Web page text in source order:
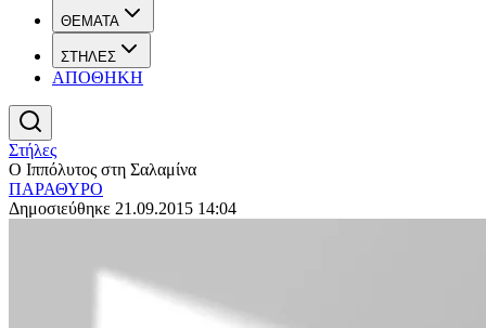
ΘΕΜΑΤΑ
ΣΤΗΛΕΣ
ΑΠΟΘΗΚΗ
Στήλες
Ο Ιππόλυτος στη Σαλαμίνα
ΠΑΡΑΘΥΡΟ
Δημοσιεύθηκε 21.09.2015 14:04